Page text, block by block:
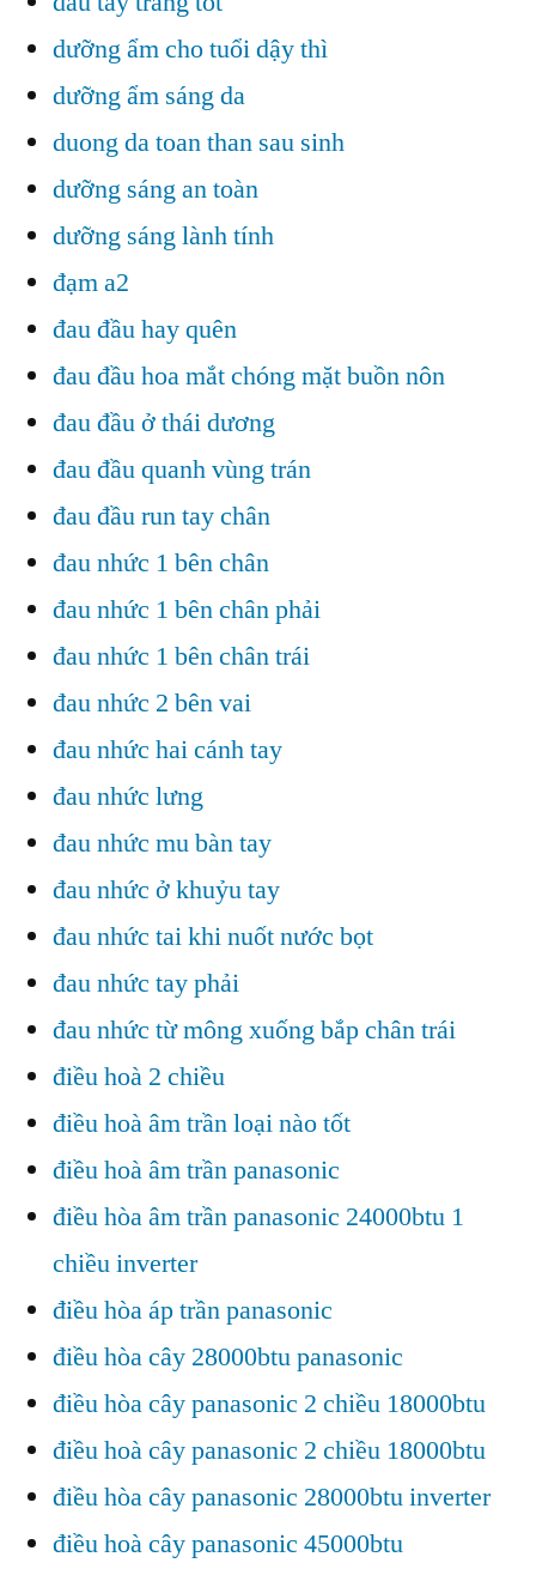
dưỡng ẩm cho tuổi dậy thì
dưỡng ẩm sáng da
duong da toan than sau sinh
dưỡng sáng an toàn
dưỡng sáng lành tính
đạm a2
đau đầu hay quên
đau đầu hoa mắt chóng mặt buồn nôn
đau đầu ở thái dương
đau đầu quanh vùng trán
đau đầu run tay chân
đau nhức 1 bên chân
đau nhức 1 bên chân phải
đau nhức 1 bên chân trái
đau nhức 2 bên vai
đau nhức hai cánh tay
đau nhức lưng
đau nhức mu bàn tay
đau nhức ở khuỷu tay
đau nhức tai khi nuốt nước bọt
đau nhức tay phải
đau nhức từ mông xuống bắp chân trái
điều hoà 2 chiều
điều hoà âm trần loại nào tốt
điều hoà âm trần panasonic
điều hòa âm trần panasonic 24000btu 1
chiều inverter
điều hòa áp trần panasonic
điều hòa cây 28000btu panasonic
điều hòa cây panasonic 2 chiều 18000btu
điều hoà cây panasonic 2 chiều 18000btu
điều hòa cây panasonic 28000btu inverter
điều hoà cây panasonic 45000btu